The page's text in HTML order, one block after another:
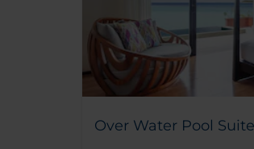
Over Water Pool Suite